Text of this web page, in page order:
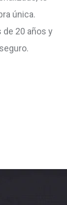
única.
20 años y